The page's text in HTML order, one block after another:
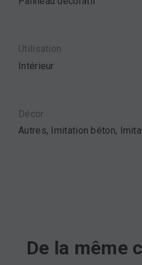
Utilisation
Intérieur
Décor
Autres, Imitation béton,
De la même